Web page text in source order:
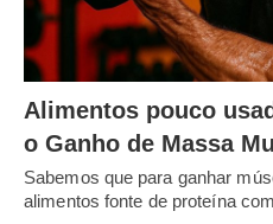
Alimentos pouco
o Ganho de Massa
Sabemos que para ganhar
alimentos fonte de proteína